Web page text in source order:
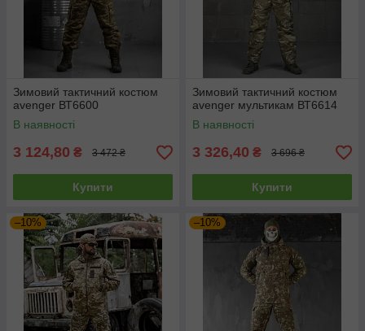
Зимовий тактичний костюм
avenger ВТ6600
В наявності
3 124,80 ₴ 3 472 ₴
Купити
Зимовий тактичний костюм
avenger мультикам ВТ6614
В наявності
3 326,40 ₴ 3 696 ₴
Купити
–10% –10%